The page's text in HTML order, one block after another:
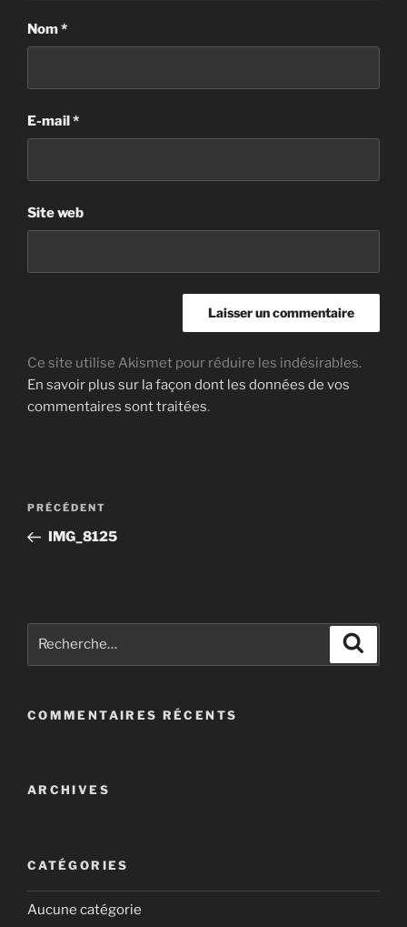
Nom*
E-mail*
Site web
Ce site utilise Akismet pour réduire les indésirables.
En savoir plus sur la façon dont les données de vos
commentaires sont traitées.
Navigation
l’article
Article
précédent
PRÉCÉDENT
IMG_8125
COMMENTAIRES RÉCENTS
ARCHIVES
CATÉGORIES
Aucune catégorie